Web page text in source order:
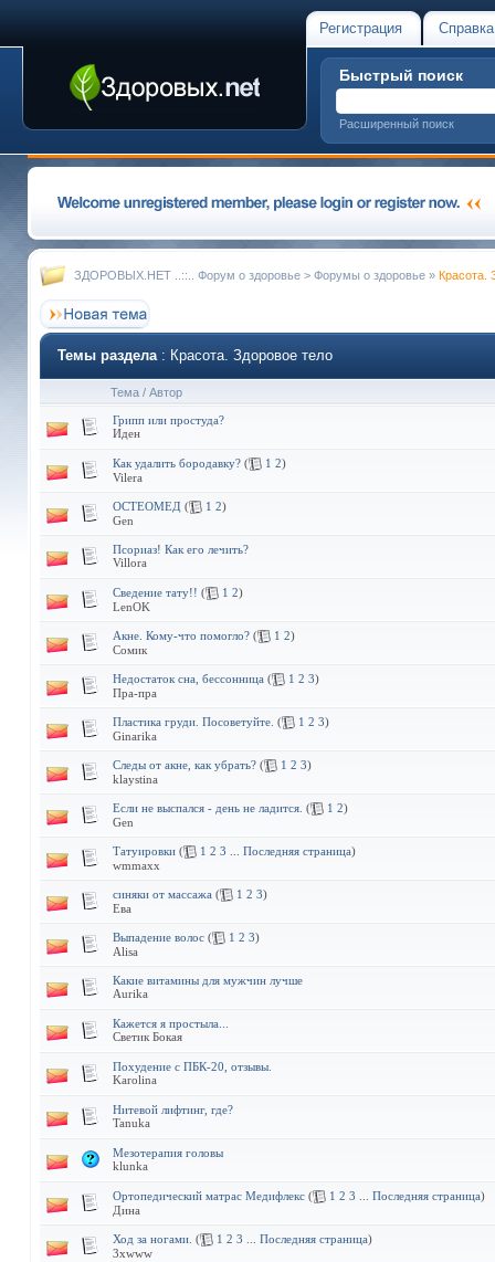
Регистрация Справка
Быстрый поиск
Расширенный поиск
ЗДОРОВЫХ.НЕТ ..::.. Форум о здоровье > Форумы о здоровье » Красота.
Темы раздела: Красота. Здоровое тело
Тема / Автор
Грипп или простуда?
Иден
Как удалить бородавку? ( 1 2)
Vilera
ОСТЕОМЕД ( 1 2)
Gen
Псориаз! Как его лечить?
Villora
Сведение тату!! ( 1 2)
LenOK
Акне. Кому-что помогло? ( 1 2)
Сомик
Недостаток сна, бессонница ( 1 2 3)
Пра-пра
Пластика груди. Посоветуйте. ( 1 2 3)
Ginarika
Следы от акне, как убрать? ( 1 2 3)
klaystina
Если не выспался - день не ладится. ( 1 2)
Gen
Татуировки ( 1 2 3 Последняя страница)
wmmaxx
синяки от массажа ( 1 2 3)
Ева
Выпадение волос ( 1 2 3)
Alisa
Какие витамины для мужчин лучше
Aurika
Кажется я простыла...
Светик Бокая
Похудение с ПБК-20, отзывы.
Karolina
Нитевой лифтинг, где?
Tanuka
Мезотерапия головы
klunka
Ортопедический матрас Медифлекс ( 1 2 3 Последняя страница)
Дина
Ход за ногами. ( 1 2 3 Последняя страница)
3xwww